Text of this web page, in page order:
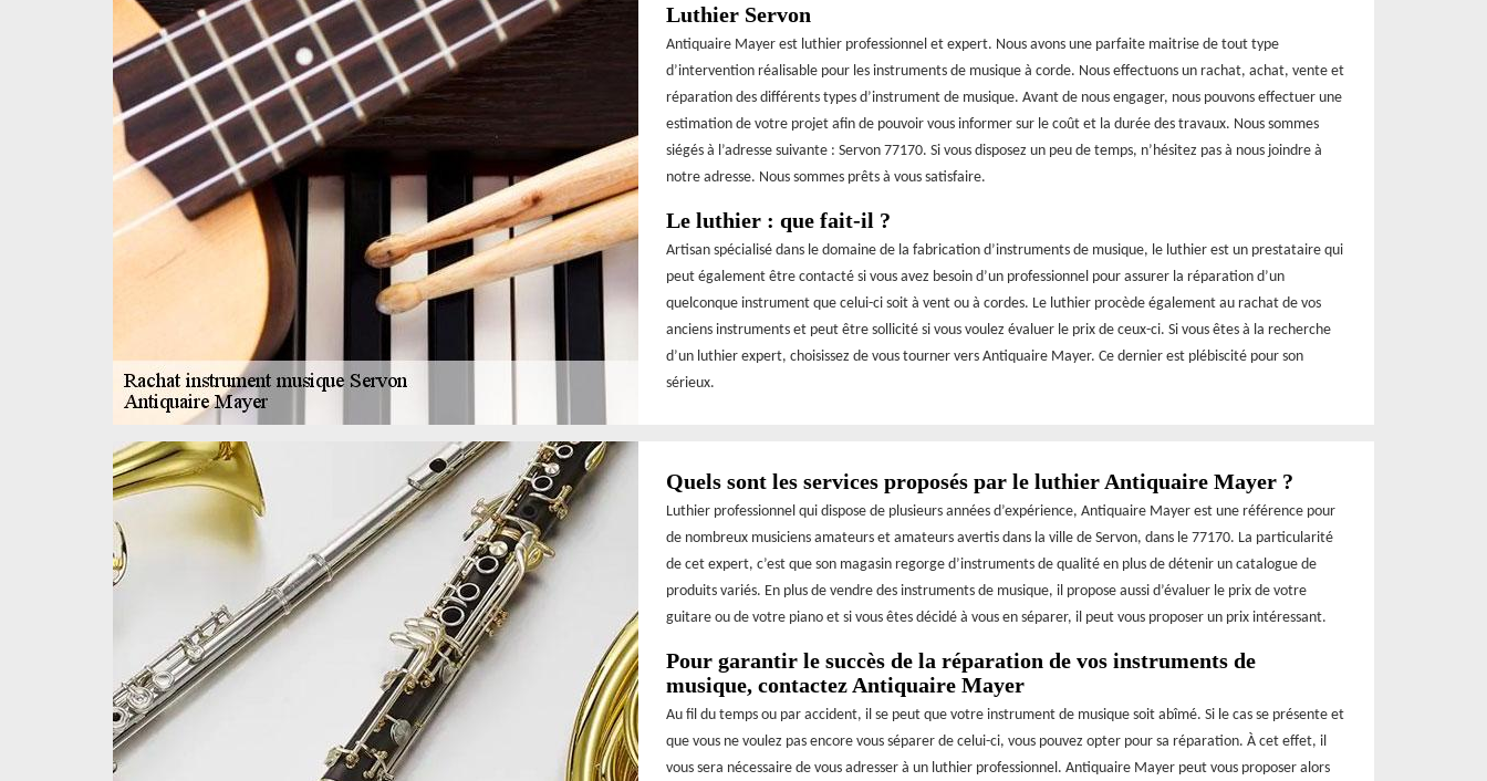
Luthier Servon
Antiquaire Mayer est luthier professionnel et expert. Nous avons une parfaite maitrise de tout type
d’intervention réalisable pour les instruments de musique à corde. Nous effectuons un rachat, achat, vente et
réparation des différents types d’instrument de musique. Avant de nous engager, nous pouvons effectuer une
estimation de votre projet afin de pouvoir vous informer sur le coût et la durée des travaux. Nous sommes
siégés à l’adresse suivante : Servon 77170. Si vous disposez un peu de temps, n’hésitez pas à nous joindre à
notre adresse. Nous sommes prêts à vous satisfaire.
Le luthier : que fait-il ?
Artisan spécialisé dans le domaine de la fabrication d’instruments de musique, le luthier est un prestataire qui
peut également être contacté si vous avez besoin d’un professionnel pour assurer la réparation d’un
quelconque instrument que celui-ci soit à vent ou à cordes. Le luthier procède également au rachat de vos
anciens instruments et peut être sollicité si vous voulez évaluer le prix de ceux-ci. Si vous êtes à la recherche
d’un luthier expert, choisissez de vous tourner vers Antiquaire Mayer. Ce dernier est plébiscité pour son
sérieux.
Quels sont les services proposés par le luthier Antiquaire Mayer ?
Luthier professionnel qui dispose de plusieurs années d’expérience, Antiquaire Mayer est une référence pour
de nombreux musiciens amateurs et amateurs avertis dans la ville de Servon, dans le 77170. La particularité
de cet expert, c’est que son magasin regorge d’instruments de qualité en plus de détenir un catalogue de
produits variés. En plus de vendre des instruments de musique, il propose aussi d’évaluer le prix de votre
guitare ou de votre piano et si vous êtes décidé à vous en séparer, il peut vous proposer un prix intéressant.
Pour garantir le succès de la réparation de vos instruments de
musique, contactez Antiquaire Mayer
Au fil du temps ou par accident, il se peut que votre instrument de musique soit abîmé. Si le cas se présente et
que vous ne voulez pas encore vous séparer de celui-ci, vous pouvez opter pour sa réparation. À cet effet, il
vous sera nécessaire de vous adresser à un luthier professionnel. Antiquaire Mayer peut vous proposer alors